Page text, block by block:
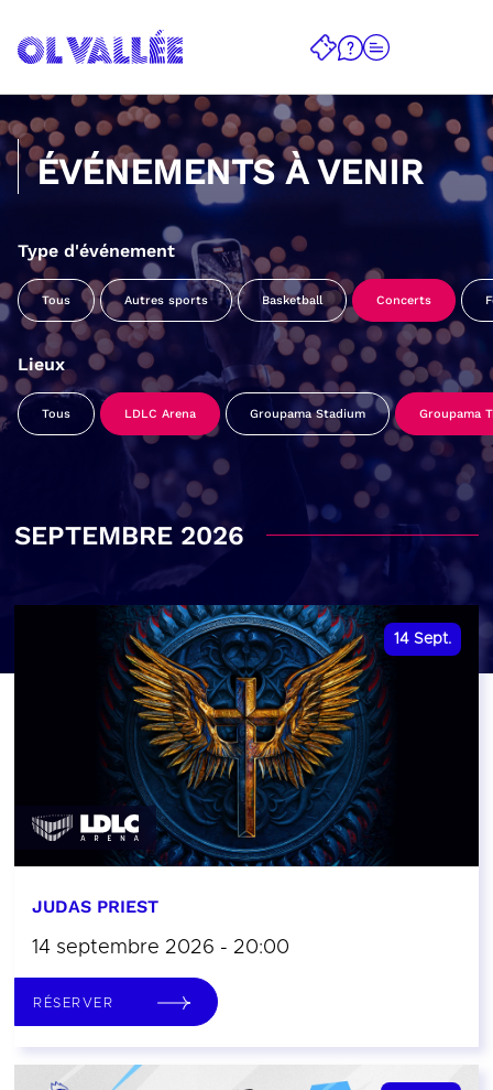
ÉVÉNEMENTS À VENIR
Type d'événement
Tous Autres sports Basketball Concerts
Lieux
Tous LDLC Arena Groupama Stadium Groupama
SEPTEMBRE 2026
14 Sept.
JUDAS PRIEST
14 septembre 2026 - 20:00
RÉSERVER